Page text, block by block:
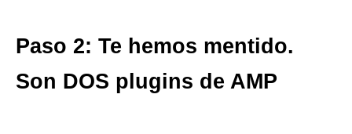
Paso 2: Te hemos mentido.
Son DOS plugins de AMP